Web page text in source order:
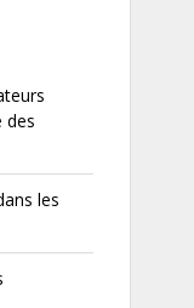
des
les